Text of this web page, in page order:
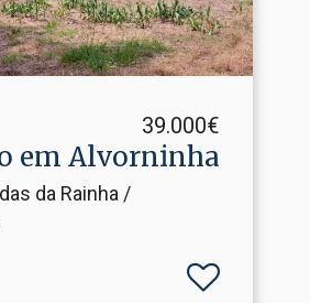
39.000€
em Alvorninha
da Rainha /